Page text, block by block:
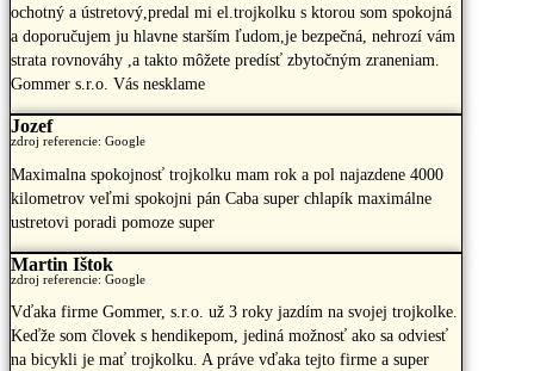
ochotný a ústretový,predal mi el.trojkolku s ktorou som spokojná
a doporučujem ju hlavne starším ľudom,je bezpečná, nehrozí vám
strata rovnováhy ,a takto môžete predísť zbytočným zraneniam.
Gommer s.r.o. Vás nesklame
Jozef
zdroj referencie: Google
Maximalna spokojnosť trojkolku mam rok a pol najazdene 4000
kilometrov veľmi spokojni pán Caba super chlapík maximálne
ustretovi poradi pomoze super
Martin Ištok
zdroj referencie: Google
Vďaka firme Gommer, s.r.o. už 3 roky jazdím na svojej trojkolke.
Keďže som človek s hendikepom, jediná možnosť ako sa odviesť
na bicykli je mať trojkolku. A práve vďaka tejto firme a super